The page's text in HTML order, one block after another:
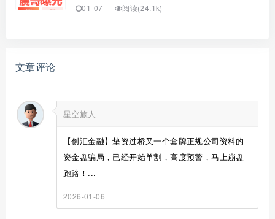
01-07 阅读(24.1k)
文章评论
星空旅人
【创汇金融】垫资过桥又一个套牌正规公司资料的
资金盘骗局，已经开始单割，高度预警，马上崩盘
跑路！...
2026-01-06